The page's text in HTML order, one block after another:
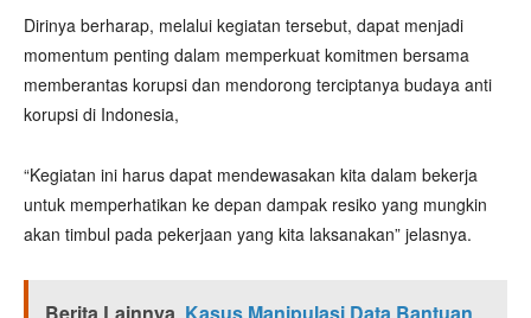
Dirinya berharap, melalui kegiatan tersebut, dapat menjadi
momentum penting dalam memperkuat komitmen bersama
memberantas korupsi dan mendorong terciptanya budaya anti
korupsi di Indonesia,
“Kegiatan ini harus dapat mendewasakan kita dalam bekerja
untuk memperhatikan ke depan dampak resiko yang mungkin
akan timbul pada pekerjaan yang kita laksanakan” jelasnya.